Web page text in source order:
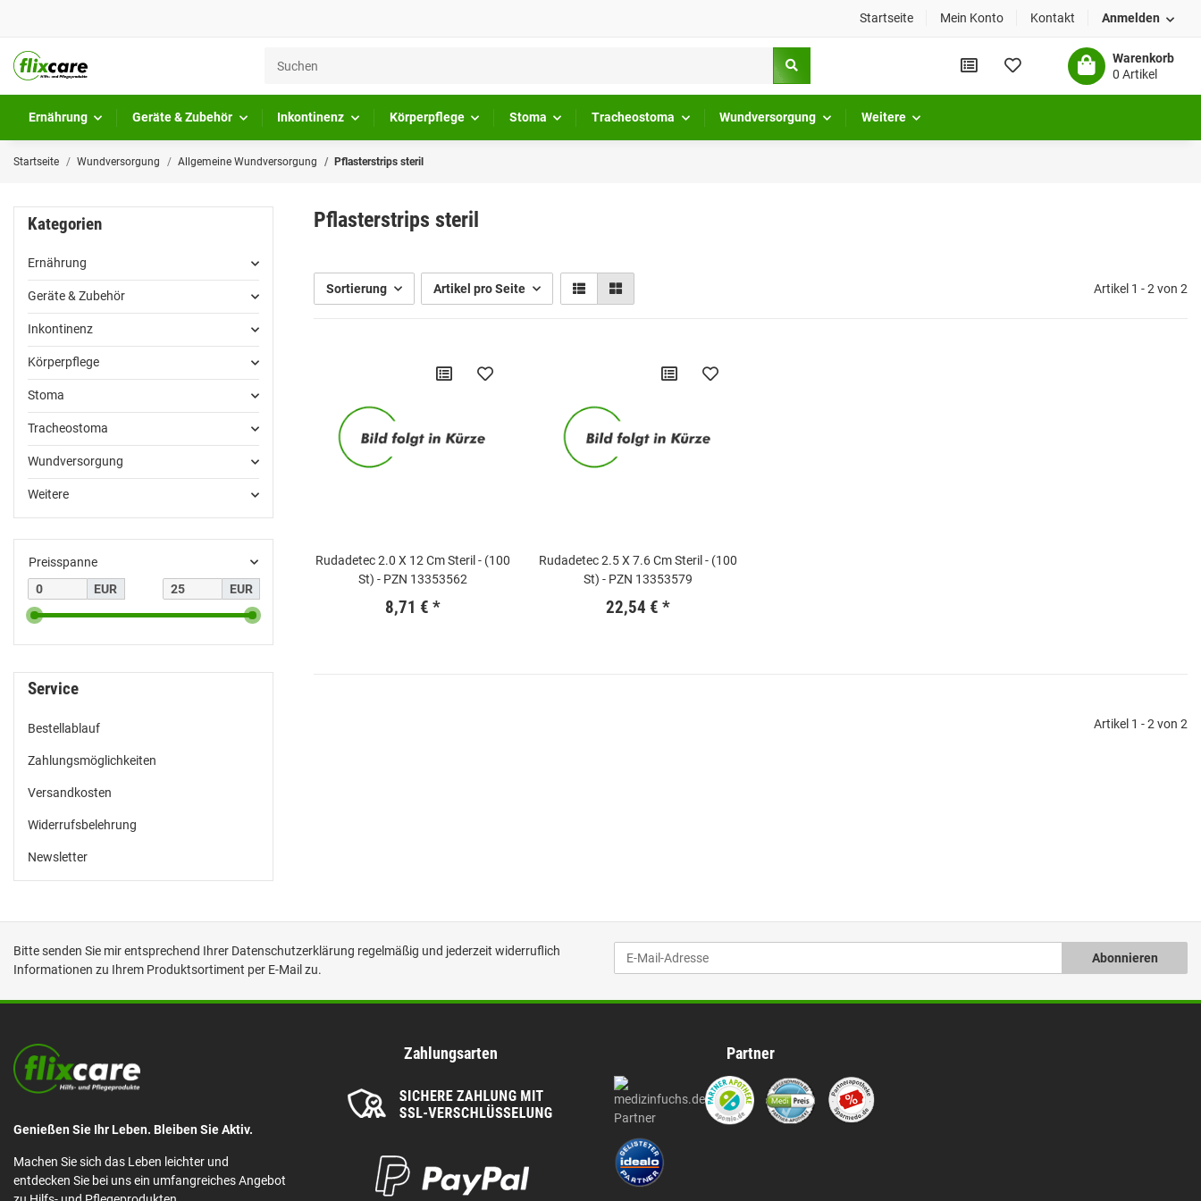
Startseite Mein Konto Kontakt Anmelden
Warenkorb
0 Artikel
Ernährung Geräte & Zubehör Inkontinenz Körperpflege Stoma Tracheostoma Wundversorgung Weitere
Startseite Wundversorgung Allgemeine Wundversorgung Pflasterstrips steril
Pflasterstrips steril
Sortierung Artikel pro Seite Artikel 1 - 2 von 2
Rudadetec 2.0 X 12 Cm Steril - (100
St) - PZN 13353562
8,71 € *
Rudadetec 2.5 X 7.6 Cm Steril - (100
St) - PZN 13353579
22,54 € *
Artikel 1 - 2 von 2
Kategorien
Ernährung
Geräte & Zubehör
Inkontinenz
Körperpflege
Stoma
Tracheostoma
Wundversorgung
Weitere
Preisspanne
EUR
EUR
Service
Bestellablauf
Zahlungsmöglichkeiten
Versandkosten
Widerrufsbelehrung
Newsletter
Bitte senden Sie mir entsprechend Ihrer Datenschutzerklärung regelmäßig und jederzeit widerruflich
Informationen zu Ihrem Produktsortiment per E-Mail zu.
Abonnieren
Genießen Sie Ihr Leben. Bleiben Sie Aktiv.
Machen Sie sich das Leben leichter und
entdecken Sie bei uns ein umfangreiches Angebot
Zahlungsarten Partner